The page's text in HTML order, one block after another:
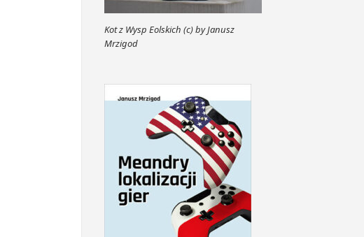
Kot z Wysp Eolskich (c) by Janusz
Mrzigod